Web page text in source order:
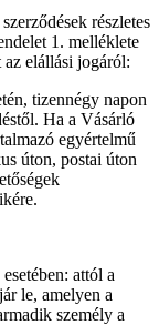
részletes
1. melléklete
elállási jogáról:
tizennégy napon
Ha a Vásárló
egyértelmű
úton, postai úton
attól a
le, amelyen a
személy a